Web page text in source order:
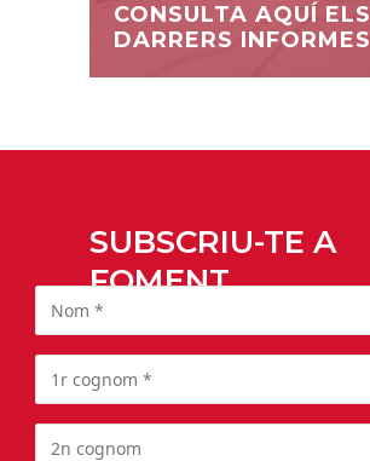
CONSULTA AQUÍ ELS
DARRERS INFORMES
SUBSCRIU-TE A
FOMENT